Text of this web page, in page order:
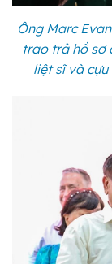
Ông Marc
trao trả hồ sơ
liệt sĩ và cựu